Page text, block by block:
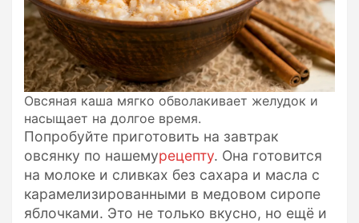
Овсяная каша мягко обволакивает желудок и
насыщает на долгое время.
Попробуйте приготовить на завтрак
овсянку по нашемурецепту. Она готовится
на молоке и сливках без сахара и масла с
карамелизированными в медовом сиропе
яблочками. Это не только вкусно, но ещё и